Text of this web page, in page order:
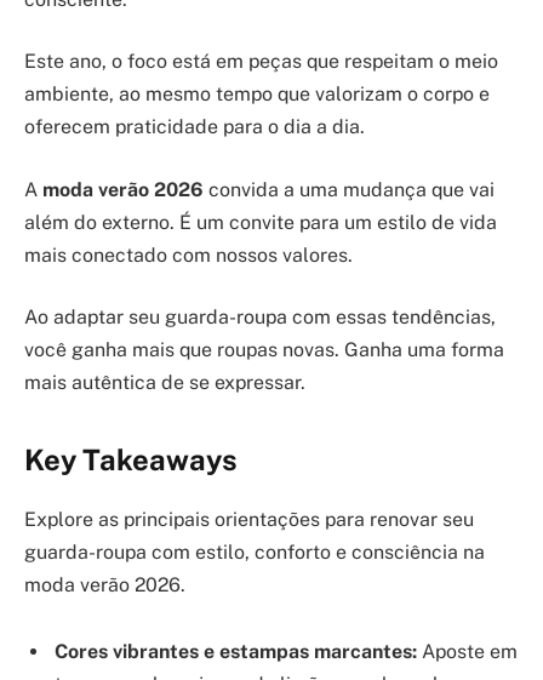
Este ano, o foco está em peças que respeitam o meio
ambiente, ao mesmo tempo que valorizam o corpo e
oferecem praticidade para o dia a dia.
A moda verão 2026 convida a uma mudança que vai
além do externo. É um convite para um estilo de vida
mais conectado com nossos valores.
Ao adaptar seu guarda-roupa com essas tendências,
você ganha mais que roupas novas. Ganha uma forma
mais autêntica de se expressar.
Key Takeaways
Explore as principais orientações para renovar seu
guarda-roupa com estilo, conforto e consciência na
moda verão 2026.
Cores vibrantes e estampas marcantes: Aposte em